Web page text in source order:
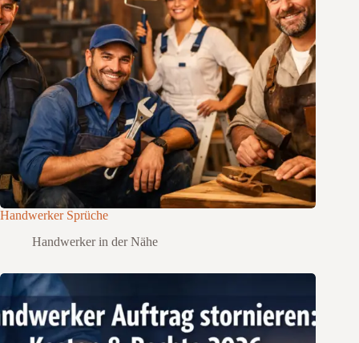
Handwerker Sprüche
Handwerker in der Nähe